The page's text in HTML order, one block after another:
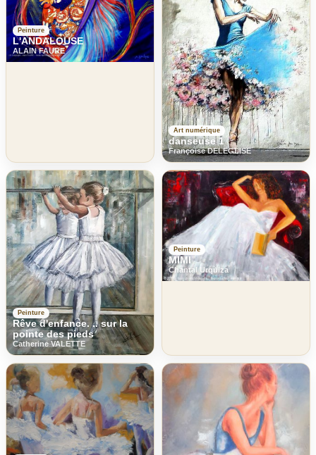
Peinture
L'ANDALOUSE
ALAIN FAURE
Art numérique
danseuse 1
Françoise DELEGLISE
Peinture
Rêve d'enfance. .. sur la
pointe des pieds
Catherine VALETTE
Peinture
MIMI
Chantal Urquiza